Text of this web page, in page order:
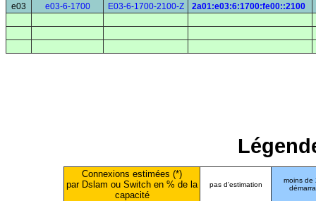
e03 e03-6-1700 E03-6-1700-2100-Z 2a01:e03:6:1700:fe00::2100
Connexions estimées (*)
par Dslam ou Switch en % de la
capacité
pas d'estimation
moins de